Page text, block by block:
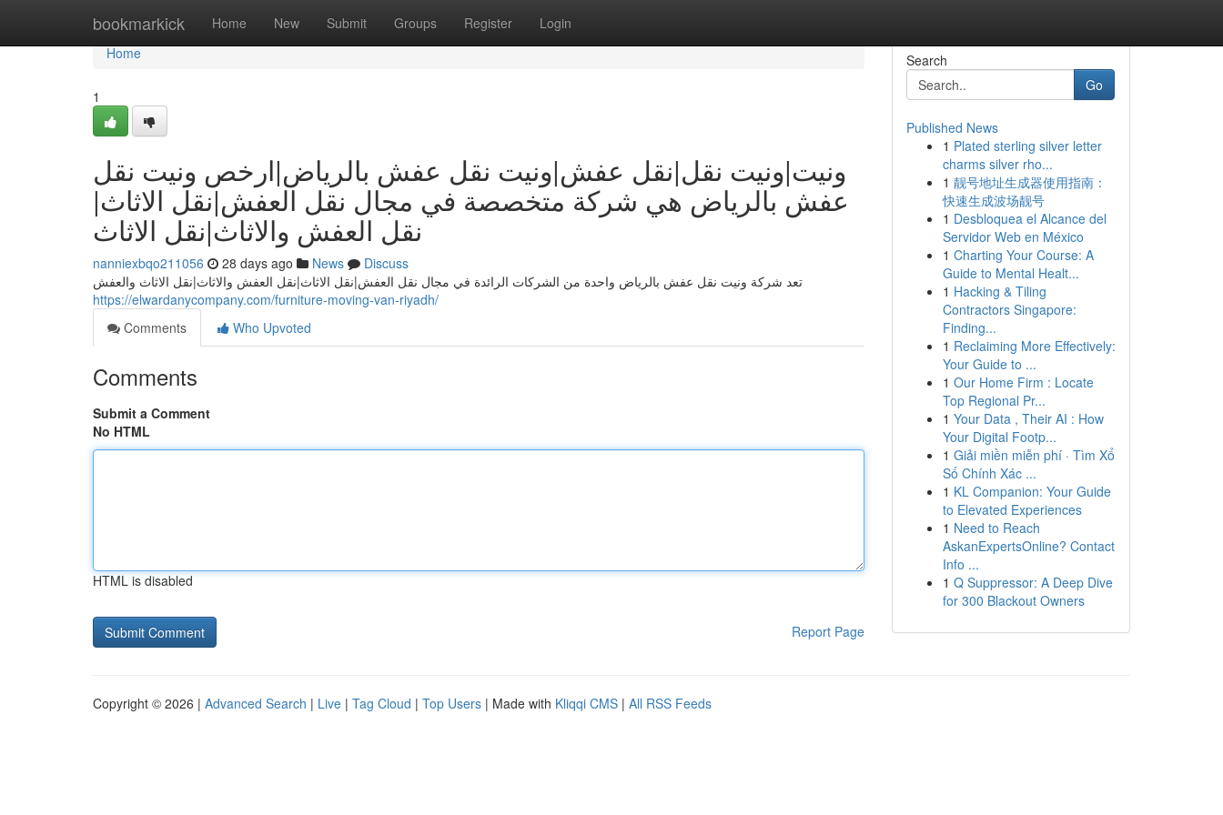
bookmarkick Home New Submit Groups Register Login
Home
Home
1
ونيت|ونيت نقل|نقل عفش|ونيت نقل عفش بالرياض|ارخص ونيت نقل
عفش بالرياض هي شركة متخصصة في مجال نقل العفش|نقل الاثاث|
نقل العفش والاثاث|نقل الاثاث
nanniexbqo211056 28 days ago News
Discuss
تعد شركة ونيت نقل عفش بالرياض واحدة من الشركات الرائدة في مجال نقل العفش|نقل الاثاث|نقل العفش والاثاث|نقل الاثاث والعفش
https://elwardanycompany.com/furniture-moving-van-riyadh/
Comments
Who Upvoted
Comments
Submit a Comment
No HTML
HTML is disabled
Report Page
Search
Go
Published News
1 Plated sterling silver letter
charms silver rho...
1 靓号地址生成器使用指南：
快速生成波场靓号
1 Desbloquea el Alcance del
Servidor Web en México
1 Charting Your Course: A
Guide to Mental Healt...
1 Hacking & Tiling
Contractors Singapore:
Finding...
1 Reclaiming More Effectively:
Your Guide to ...
1 Our Home Firm : Locate
Top Regional Pr...
1 Your Data , Their AI : How
Your Digital Footp...
1 Giải miền miễn phí · Tìm Xổ
Số Chính Xác ...
1 KL Companion: Your Guide
to Elevated Experiences
1 Need to Reach
AskanExpertsOnline? Contact
Info ...
1 Q Suppressor: A Deep Dive
for 300 Blackout Owners
Copyright © 2026 | Advanced Search | Live | Tag Cloud | Top Users | Made with Kliqqi CMS | All RSS Feeds